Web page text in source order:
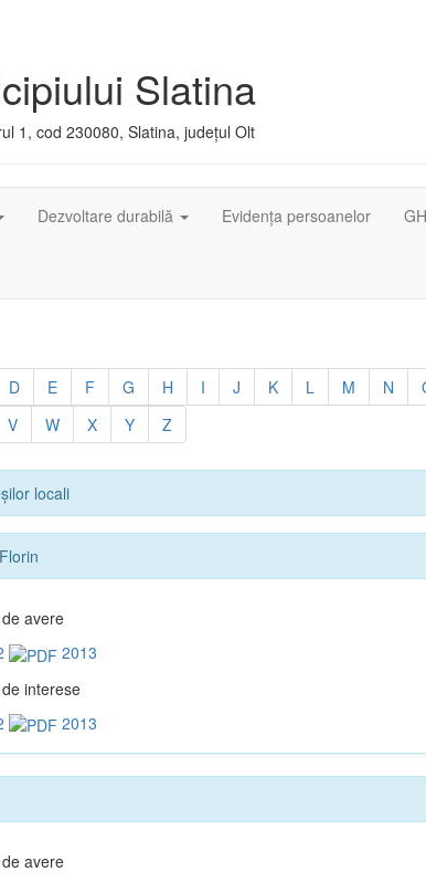
Slatina
1, cod 230080, Slatina, județul Olt
Dezvoltare durabilă Evidența persoanelor
D E F G H I J K L M N
V W X Y Z
locali
avere
2013
interese
2013
avere